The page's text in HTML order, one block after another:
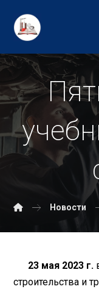
Новости
23 мая 2023 г.
строительства и